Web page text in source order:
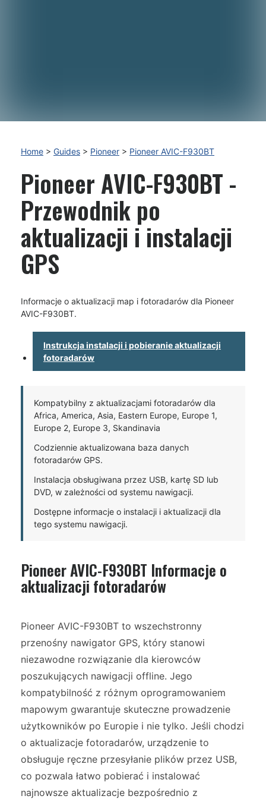
Home > Guides > Pioneer > Pioneer AVIC-F930BT
Pioneer AVIC-F930BT -
Przewodnik po
aktualizacji i instalacji
GPS
Informacje o aktualizacji map i fotoradarów dla Pioneer
AVIC-F930BT.
Instrukcja instalacji i pobieranie aktualizacji
fotoradarów
Kompatybilny z aktualizacjami fotoradarów dla
Africa, America, Asia, Eastern Europe, Europe 1,
Europe 2, Europe 3, Skandinavia
Codziennie aktualizowana baza danych
fotoradarów GPS.
Instalacja obsługiwana przez USB, kartę SD lub
DVD, w zależności od systemu nawigacji.
Dostępne informacje o instalacji i aktualizacji dla
tego systemu nawigacji.
Pioneer AVIC-F930BT Informacje o
aktualizacji fotoradarów
Pioneer AVIC-F930BT to wszechstronny
przenośny nawigator GPS, który stanowi
niezawodne rozwiązanie dla kierowców
poszukujących nawigacji offline. Jego
kompatybilność z różnym oprogramowaniem
mapowym gwarantuje skuteczne prowadzenie
użytkowników po Europie i nie tylko. Jeśli chodzi
o aktualizacje fotoradarów, urządzenie to
obsługuje ręczne przesyłanie plików przez USB,
co pozwala łatwo pobierać i instalować
najnowsze aktualizacje bezpośrednio z